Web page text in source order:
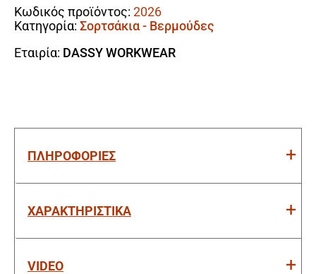
Κωδικός προϊόντος: 2026
Κατηγορία: Σορτσάκια - Βερμούδες
Εταιρία: DASSY WORKWEAR
ΠΛΗΡΟΦΟΡΙΕΣ
ΧΑΡΑΚΤΗΡΙΣΤΙΚΑ
VIDEO